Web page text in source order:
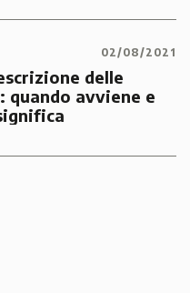
02/08/2021
delle
quando avviene e